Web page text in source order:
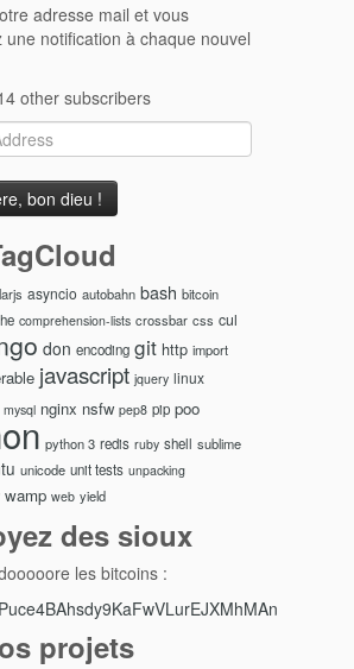
adresse mail et vous
une notification à chaque nouvel
other subscribers
asyncio autobahn bash bitcoin
comprehension-lists crossbar css cul
don encoding git http import
javascript jquery linux
mysql nginx nsfw pep8 pip poo
python 3 redis ruby shell sublime
unicode unit tests unpacking
wamp web yield
des sioux
les bitcoins :
projets